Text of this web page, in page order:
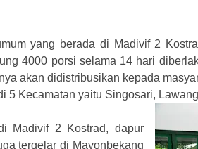
yang berada di Madivif 2
4000 porsi selama 14 hari
akan didistribusikan kepada
5 Kecamatan yaitu Singosari,
Madivif 2 Kostrad, dapur
tergelar di Mayonbekang